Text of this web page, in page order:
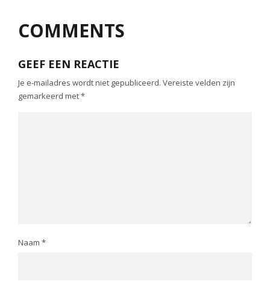
COMMENTS
GEEF EEN REACTIE
Je e-mailadres wordt niet gepubliceerd. Vereiste velden zijn
gemarkeerd met*
Naam *